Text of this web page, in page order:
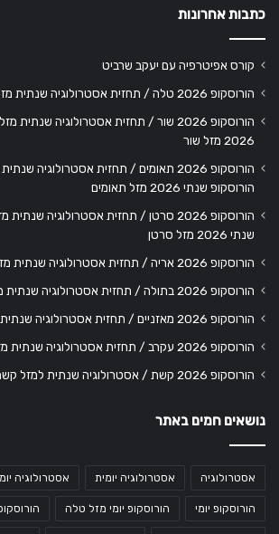
כתבות אחרונות
קורס אפיטרפיה עם יעקב שרביט
הורוסקופ 2026 טלה / תחזית אסטרולוגיה שנתית מזל טלה
הורוסקופ 2026 שור / תחזית אסטרולוגיה
2026 מזל שור
הורוסקופ 2026 תאומים / תחזית אסטרולוגיה
הורוסקופ שנתי 2026 מזל תאומים
הורוסקופ 2026 סרטן / תחזית אסטרולוגיה
שנתי 2026 מזל סרטן
הורוסקופ 2026 אריה / תחזית אסטרולוגיה שנתית מזל אריה
הורוסקופ 2026 בתולה / תחזית אסטרולוגיה שנתית מזל בתולה
הורוסקופ 2026 מאזניים / תחזית אסטרולוגיה שנתית מזל מאזניים
הורוסקופ 2026 עקרב / תחזית אסטרולוגיה שנתית מזל עקרב
הורוסקופ 2026 קשת / אסטרולוגיה שנתית למזל קשת
נושאים חמים באתר
אסטרולוגיה אסטרולוגיה יומית אסטרולוגיה
הורוסקופ יומי הורוסקופ יומי מזל טלה